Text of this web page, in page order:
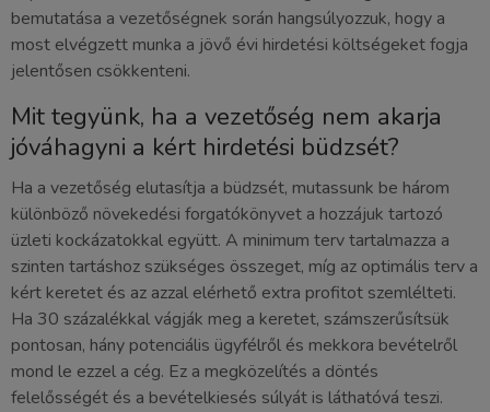
bemutatása a vezetőségnek során hangsúlyozzuk, hogy a
most elvégzett munka a jövő évi hirdetési költségeket fogja
jelentősen csökkenteni.
Mit tegyünk, ha a vezetőség nem akarja
jóváhagyni a kért hirdetési büdzsét?
Ha a vezetőség elutasítja a büdzsét, mutassunk be három
különböző növekedési forgatókönyvet a hozzájuk tartozó
üzleti kockázatokkal együtt. A minimum terv tartalmazza a
szinten tartáshoz szükséges összeget, míg az optimális terv a
kért keretet és az azzal elérhető extra profitot szemlélteti.
Ha 30 százalékkal vágják meg a keretet, számszerűsítsük
pontosan, hány potenciális ügyfélről és mekkora bevételről
mond le ezzel a cég. Ez a megközelítés a döntés
felelősségét és a bevételkiesés súlyát is láthatóvá teszi.